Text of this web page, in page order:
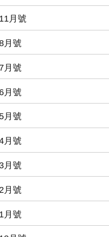
月號
月號
月號
月號
月號
月號
月號
月號
月號